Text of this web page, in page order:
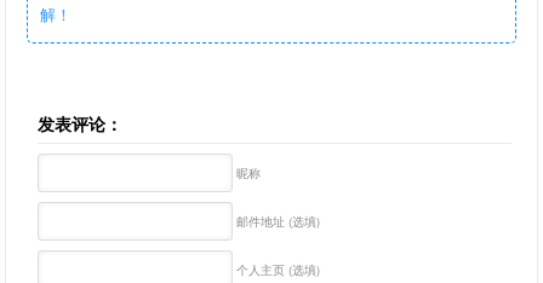
解！
发表评论：
昵称
邮件地址 (选填)
个人主页 (选填)